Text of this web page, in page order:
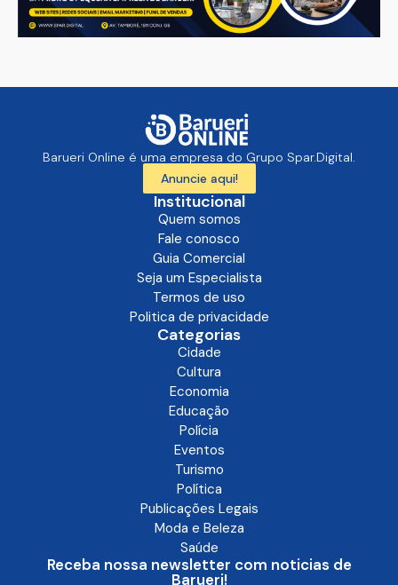
Barueri Online é uma empresa do Grupo Spar.Digital.
Anuncie aqui!
Institucional
Quem somos
Fale conosco
Guia Comercial
Seja um Especialista
Termos de uso
Politica de privacidade
Categorias
Cidade
Cultura
Economia
Educação
Polícia
Eventos
Turismo
Política
Publicações Legais
Moda e Beleza
Saúde
Receba nossa newsletter com noticias de
Barueri!